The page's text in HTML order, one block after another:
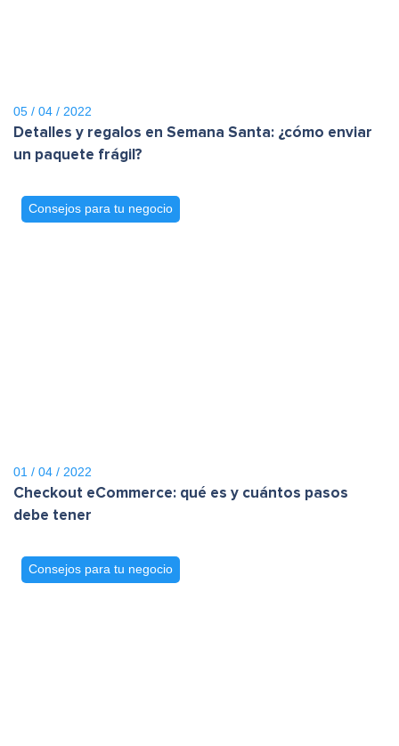
05 / 04 / 2022
Detalles y regalos en Semana Santa: ¿cómo enviar
un paquete frágil?
01 / 04 / 2022
Checkout eCommerce: qué es y cuántos pasos
debe tener
Consejos para tu negocio
Consejos para tu negocio